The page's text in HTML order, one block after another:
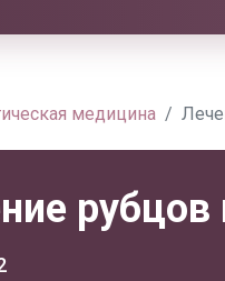
медицина